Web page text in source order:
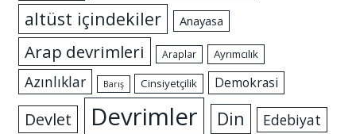
altüst içindekiler
Anayasa
Arap devrimleri Araplar Ayrımcılık
Azınlıklar Barış Cinsiyetçilik Demokrasi
Devlet Devrimler Din Edebiyat